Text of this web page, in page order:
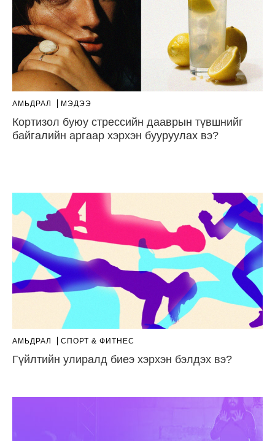
АМЬДРАЛ МЭДЭЭ
Кортизол буюу стрессийн дааврын түвшнийг
байгалийн аргаар хэрхэн бууруулах вэ?
АМЬДРАЛ СПОРТ & ФИТНЕС
Гүйлтийн улиралд биеэ хэрхэн бэлдэх вэ?